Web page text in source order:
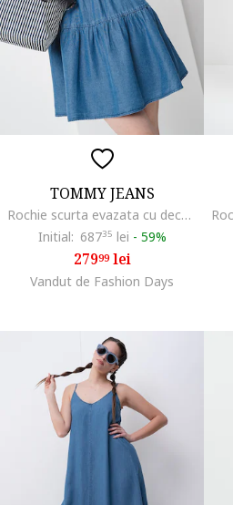
TOMMY JEANS
Rochie scurta evazata cu decolteu in V, Albastru deschis
Initial: 68735 lei - 59%
27999lei
Vandut de Fashion Days